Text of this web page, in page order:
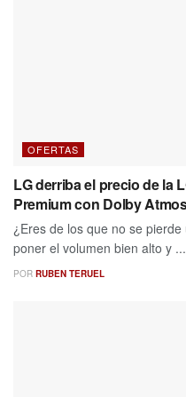
OFERTAS
LG derriba el precio de la
Premium con Dolby
¿Eres de los que no se
poner el volumen bien alto y ...
POR RUBEN TERUEL